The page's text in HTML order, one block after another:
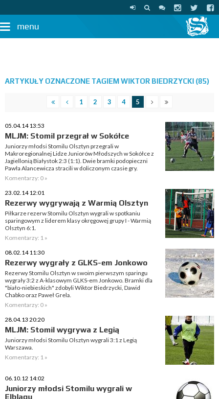
menu
ARTYKUŁY OZNACZONE TAGIEM WIKTOR BIEDRZYCKI (85)
1 2 3 4 5
05.04.14 13:53
MLJM: Stomil przegrał w Sokółce
Juniorzy młodsi Stomilu Olsztyn przegrali w
Makroregionalnej Lidze Juniorów Młodszych w Sokółce z
Jagiellonią Białystok 2:3 (1:1). Dwie bramki podopieczni
Pawła Alancewicza stracili w doliczonym czasie gry.
Komentarzy: 0 »
23.02.14 12:01
Rezerwy wygrywają z Warmią Olsztyn
Piłkarze rezerw Stomilu Olsztyn wygrali w spotkaniu
sparingowym z liderem klasy okręgowej grupy I - Warmią
Olsztyn 6:1.
Komentarzy: 1 »
08.02.14 11:30
Rezerwy wygrały z GLKS-em Jonkowo
Rezerwy Stomilu Olsztyn w swoim pierwszym sparingu
wygrały 3:2 z A-klasowym GLKS-em Jonkowo. Bramki dla
"biało-niebieskich" zdobyli Wiktor Biedrzycki, Dawid
Chabko oraz Paweł Grela.
Komentarzy: 0 »
28.04.13 20:20
MLJM: Stomil wygrywa z Legią
Juniorzy młodsi Stomilu Olsztyn wygrali 3:1 z Legią
Warszawa.
Komentarzy: 1 »
06.10.12 14:02
Juniorzy młodsi Stomilu wygrali w
Elblągu